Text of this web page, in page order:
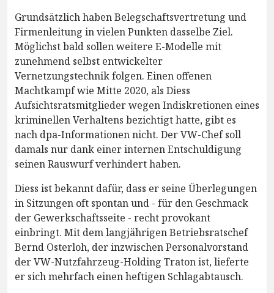
Grundsätzlich haben Belegschaftsvertretung und
Firmenleitung in vielen Punkten dasselbe Ziel.
Möglichst bald sollen weitere E-Modelle mit
zunehmend selbst entwickelter
Vernetzungstechnik folgen. Einen offenen
Machtkampf wie Mitte 2020, als Diess
Aufsichtsratsmitglieder wegen Indiskretionen eines
kriminellen Verhaltens bezichtigt hatte, gibt es
nach dpa-Informationen nicht. Der VW-Chef soll
damals nur dank einer internen Entschuldigung
seinen Rauswurf verhindert haben.
Diess ist bekannt dafür, dass er seine Überlegungen
in Sitzungen oft spontan und - für den Geschmack
der Gewerkschaftsseite - recht provokant
einbringt. Mit dem langjährigen Betriebsratschef
Bernd Osterloh, der inzwischen Personalvorstand
der VW-Nutzfahrzeug-Holding Traton ist, lieferte
er sich mehrfach einen heftigen Schlagabtausch.